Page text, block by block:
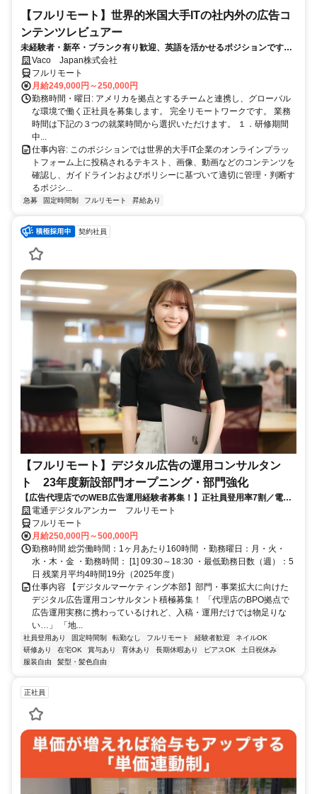
【フルリモート】世界的米国大手ITの社内外の広告コ
ンテンツレビュアー
未経験者・新卒・ブランク有り歓迎、英語を活かせるポジションです。
完全リモート
Vaco Japan株式会社
フルリモート
月給249,000円～250,000円
勤務時間・曜日: アメリカを拠点とするチームと連携し、グローバル
な環境で働く正社員を募集します。 完全リモートワークです。 業務
時間は下記の３つの就業時間から選択いただけます。 １．研修期間
中...
仕事内容: このポジションでは世界的大手IT企業のオンラインプラッ
トフォーム上に投稿されるテキスト、画像、動画などのコンテンツを
確認し、ガイドラインおよびポリシーに基づいて適切に管理・判断す
るポジシ...
急募 固定時間制 フルリモート 昇給あり
契約社員
【フルリモート】デジタル広告の運用コンサルタン
ト 23年度新設部門オープニング・部門強化
【広告代理店でのWEB広告運用経験者募集！】正社員登用率7割／電通
G／全国×完全在宅／年休126日・土日祝休み／残業月平均4時間19分
電通デジタルアンカー フルリモート
フルリモート
月給250,000円～500,000円
勤務時間 総労働時間：1ヶ月あたり160時間 ・勤務曜日：月・火・
水・木・金 ・勤務時間： [1] 09:30～18:30 ・最低勤務日数（週）：5
日 残業月平均4時間19分（2025年度）
仕事内容 【デジタルマーケティング本部】部門・事業拡大に向けた
デジタル広告運用コンサルタント積極募集！ 「代理店のBPO拠点で
広告運用実務に携わっているけれど、入稿・運用だけでは物足りな
い…」 「地...
社員登用あり 固定時間制 転勤なし フルリモート 経験者歓迎
ネイルOK
研修あり
在宅OK 賞与あり 育休あり 長期休暇あり ピアスOK
土日祝休み
服装自由
髪型・髪色自由
正社員